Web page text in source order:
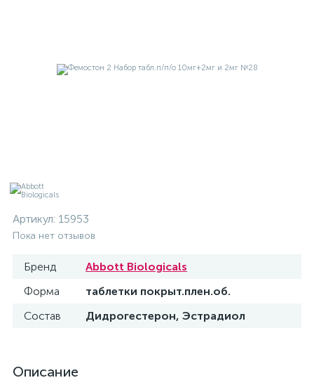
Артикул: 15953
Пока нет отзывов
Бренд
Abbott Biologicals
Форма
таблетки покрыт.плен.об.
Состав
Дидрогестерон, Эстрадиол
Описание